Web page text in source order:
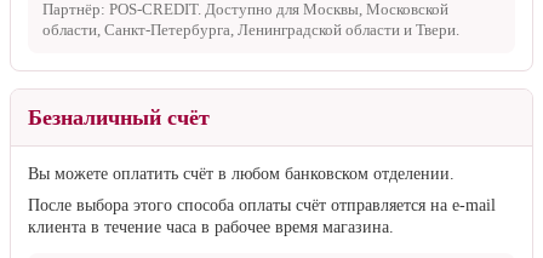
Партнёр: POS-CREDIT. Доступно для Москвы, Московской
области, Санкт-Петербурга, Ленинградской области и Твери.
Безналичный счёт
Вы можете оплатить счёт в любом банковском отделении.
После выбора этого способа оплаты счёт отправляется на e-mail
клиента в течение часа в рабочее время магазина.